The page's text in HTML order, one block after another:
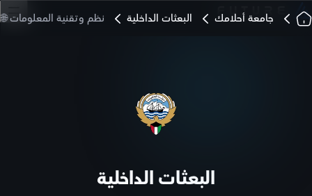
جامعة أحلامك البعثات الداخلية نظم وتقنية المعلومات 🌐
البعثات الداخلية